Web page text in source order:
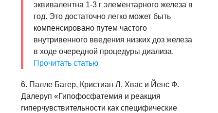
эквивалентна 1-3 г элементарного железа в
год. Это достаточно легко может быть
компенсировано путем частого
внутривенного введения низких доз железа
в ходе очередной процедуры диализа.
Прочитать статью
6. Палле Багер, Кристиан Л. Хвас и Йенс Ф.
Далеруп «Гипофосфатемия и реакция
гиперчувствительности как специфические